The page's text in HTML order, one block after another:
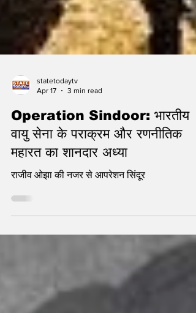
Apr 17
3 min read
Operation Sindoor: भारतीय
वायु सेना के पराक्रम और रणनीतिक
महारत का शानदार अध्या
राजीव ओझा की नजर से आपरेशन सिंदूर